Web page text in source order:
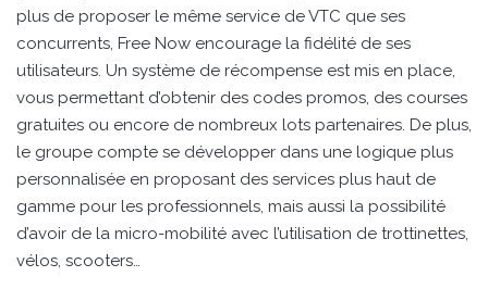
plus de proposer le même service de VTC que ses
concurrents, Free Now encourage la fidélité de ses
utilisateurs. Un système de récompense est mis en place,
vous permettant d’obtenir des codes promos, des courses
gratuites ou encore de nombreux lots partenaires. De plus,
le groupe compte se développer dans une logique plus
personnalisée en proposant des services plus haut de
gamme pour les professionnels, mais aussi la possibilité
d’avoir de la micro-mobilité avec l’utilisation de trottinettes,
vélos, scooters…